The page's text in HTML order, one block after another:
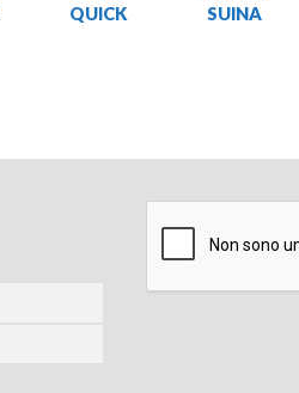
QUICK
SUINA